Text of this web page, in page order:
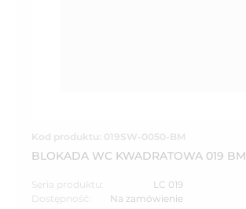
Kod produktu: 019SW-0050-BM
BLOKADA WC KWADRATOWA 019 BM
Seria produktu:
LC 019
Dostępność:
Na zamówienie